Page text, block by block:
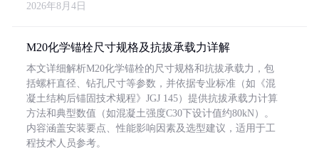
2026年8月4日
M20化学锚栓尺寸规格及抗拔承载力详解
本文详细解析M20化学锚栓的尺寸规格和抗拔承载力，包
括螺杆直径、钻孔尺寸等参数，并依据专业标准（如《混
凝土结构后锚固技术规程》JGJ 145）提供抗拔承载力计算
方法和典型数值（如混凝土强度C30下设计值约80kN）。
内容涵盖安装要点、性能影响因素及选型建议，适用于工
程技术人员参考。